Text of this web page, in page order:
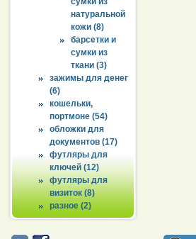
натуральной
кожи (8)
барсетки и
сумки из
ткани (3)
зажимы для денег
(6)
кошельки,
портмоне (54)
обложки для
документов (17)
футляры для
ключей (12)
футляры для
визиток (8)
разное (2)